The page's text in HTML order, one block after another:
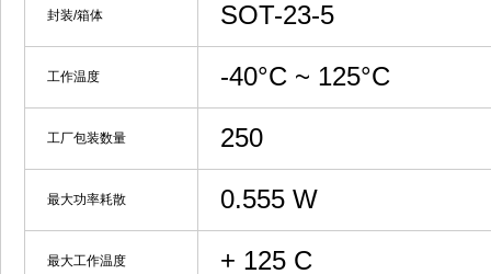
封装/箱体 SOT-23-5
工作温度 -40°C ~ 125°C
工厂包装数量 250
最大功率耗散 0.555 W
最大工作温度 + 125 C